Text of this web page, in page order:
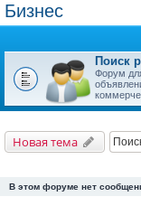
Бизнес
Поиск
Форум
Новая тема
В этом форуме нет